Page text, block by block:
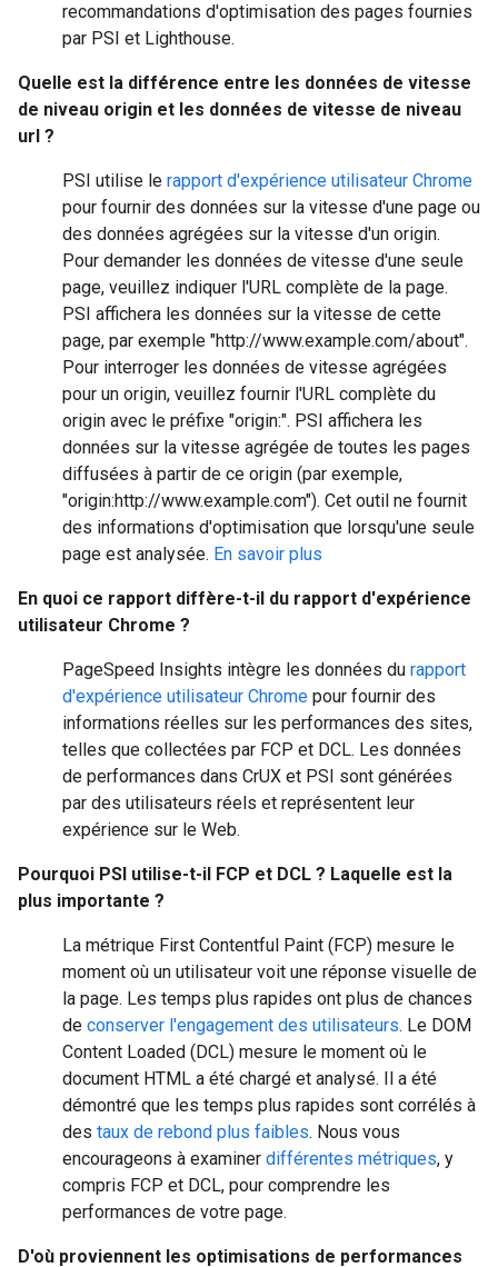
recommandations d'optimisation des pages fournies
par PSI et Lighthouse.
Quelle est la différence entre les données de vitesse
de niveau origin et les données de vitesse de niveau
url ?
PSI utilise le rapport d'expérience utilisateur Chrome
pour fournir des données sur la vitesse d'une page ou
des données agrégées sur la vitesse d'un origin.
Pour demander les données de vitesse d'une seule
page, veuillez indiquer l'URL complète de la page.
PSI affichera les données sur la vitesse de cette
page, par exemple "http://www.example.com/about".
Pour interroger les données de vitesse agrégées
pour un origin, veuillez fournir l'URL complète du
origin avec le préfixe "origin:". PSI affichera les
données sur la vitesse agrégée de toutes les pages
diffusées à partir de ce origin (par exemple,
"origin:http://www.example.com"). Cet outil ne fournit
des informations d'optimisation que lorsqu'une seule
page est analysée. En savoir plus
En quoi ce rapport diffère-t-il du rapport d'expérience
utilisateur Chrome ?
PageSpeed Insights intègre les données du rapport
d'expérience utilisateur Chrome pour fournir des
informations réelles sur les performances des sites,
telles que collectées par FCP et DCL. Les données
de performances dans CrUX et PSI sont générées
par des utilisateurs réels et représentent leur
expérience sur le Web.
Pourquoi PSI utilise-t-il FCP et DCL ? Laquelle est la
plus importante ?
La métrique First Contentful Paint (FCP) mesure le
moment où un utilisateur voit une réponse visuelle de
la page. Les temps plus rapides ont plus de chances
de conserver l'engagement des utilisateurs. Le DOM
Content Loaded (DCL) mesure le moment où le
document HTML a été chargé et analysé. Il a été
démontré que les temps plus rapides sont corrélés à
des taux de rebond plus faibles. Nous vous
encourageons à examiner différentes métriques, y
compris FCP et DCL, pour comprendre les
performances de votre page.
D'où proviennent les optimisations de performances